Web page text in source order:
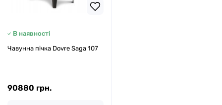
В наявності
Чавунна пічка Dovre Saga 107
90880 грн.